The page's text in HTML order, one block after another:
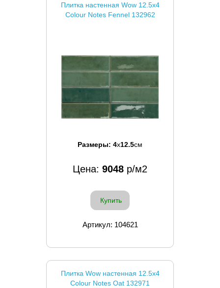
Плитка настенная Wow 12.5x4
Colour Notes Fennel 132962
Размеры: 4x12.5см
Цена: 9048 р/м2
Купить
Артикул: 104621
Плитка Wow настенная 12.5x4
Colour Notes Oat 132971